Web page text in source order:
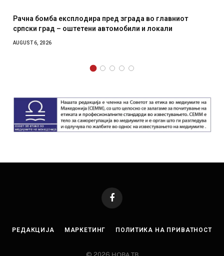
бомба експлодира пред зграда во главниот
град – оштетени автомобили и локали
6, 2026
Facebook
РЕДАКЦИЈА МАРКЕТИНГ ПОЛИТИКА НА ПРИВАТНОСТ